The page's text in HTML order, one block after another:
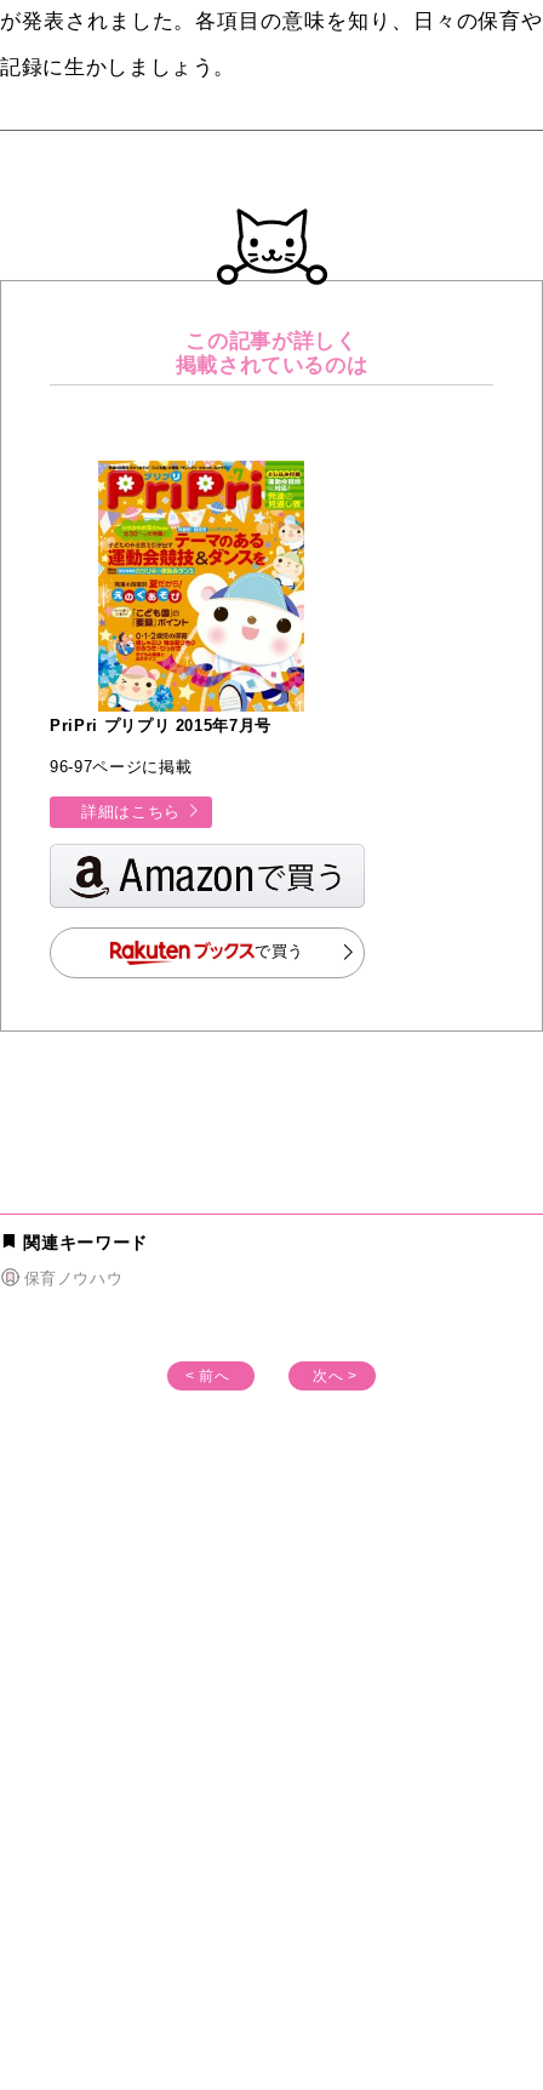
が発表されました。各項目の意味を知り、日々の保育や
記録に生かしましょう。
この記事が詳しく
掲載されているのは
PriPri プリプリ 2015年7月号
96-97ページに掲載
詳細はこちら
で買う
関連キーワード
保育ノウハウ
< 前へ 次へ >